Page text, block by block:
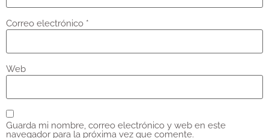
Correo electrónico *
Web
Guarda mi nombre, correo electrónico y web en este
navegador para la próxima vez que comente.